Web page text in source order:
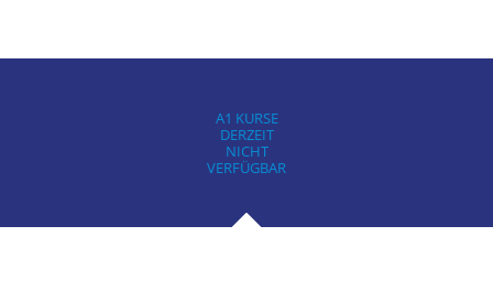
A1 KURSE
DERZEIT
NICHT
VERFÜGBAR